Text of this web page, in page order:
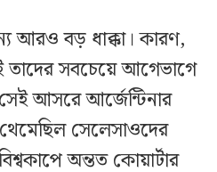
আরও বড় ধাক্কা। কারণ,
সবচেয়ে আগেভাগে
আসরে আর্জেন্টিনার
সেলেসাওদের
অন্তত কোয়ার্টার